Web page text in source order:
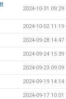
2024-10-31 09:29
2024-10-02 11:19
2024-09-28 14:47
2024-09-24 15:39
2024-09-23 09:09
2024-09-19 14:14
2024-09-17 10:01